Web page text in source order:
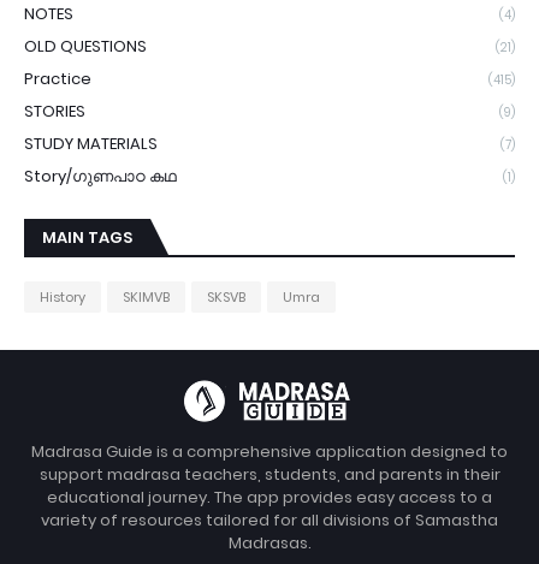
NOTES (4)
OLD QUESTIONS (21)
Practice (415)
STORIES (9)
STUDY MATERIALS (7)
Story/ഗുണപാഠ കഥ (1)
MAIN TAGS
History SKIMVB SKSVB Umra
Madrasa Guide is a comprehensive application designed to
support madrasa teachers, students, and parents in their
educational journey. The app provides easy access to a
variety of resources tailored for all divisions of Samastha
Madrasas.